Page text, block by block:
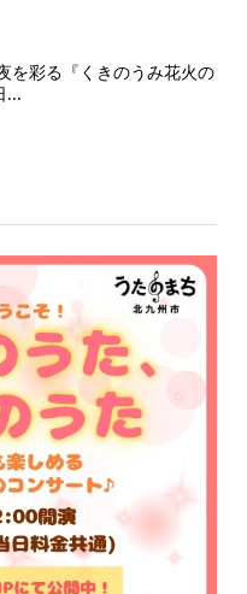
を彩る『くきのうみ花火の
...